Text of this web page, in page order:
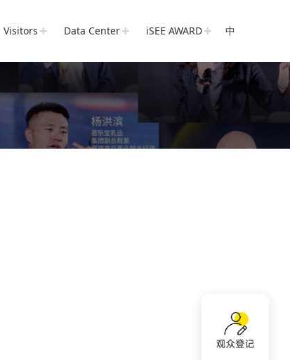
Visitors Data Center iSEE AWARD 中